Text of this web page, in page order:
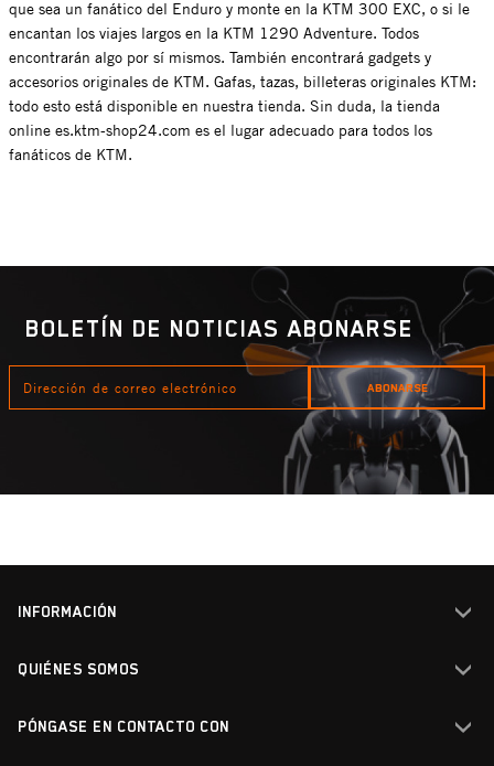
que sea un fanático del Enduro y monte en la KTM 300 EXC, o si le
encantan los viajes largos en la KTM 1290 Adventure. Todos
encontrarán algo por sí mismos. También encontrará gadgets y
accesorios originales de KTM. Gafas, tazas, billeteras originales KTM:
todo esto está disponible en nuestra tienda. Sin duda, la tienda
online es.ktm-shop24.com es el lugar adecuado para todos los
fanáticos de KTM.
BOLETÍN DE NOTICIAS ABONARSE
CORREO
ABONARSE
INFORMACIÓN
Eliminación de aceites
Ordenanza sobre baterías
QUIÉNES SOMOS
Empleo
PÓNGASE EN CONTACTO CON